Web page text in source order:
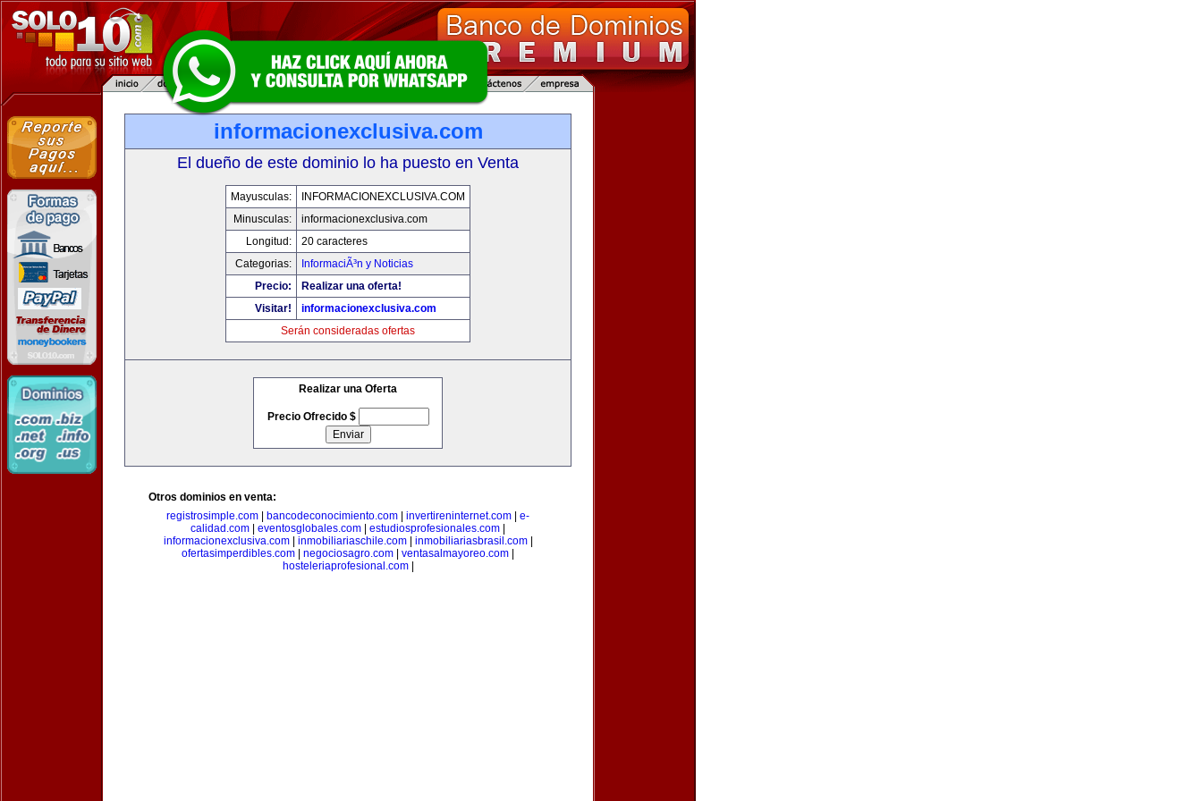
informacionexclusiva.com
El dueño de este dominio lo ha puesto en Venta
Mayusculas:
INFORMACIONEXCLUSIVA.COM
Minusculas:
informacionexclusiva.com
Longitud:
20 caracteres
Categorias:
InformaciÃ³n y Noticias
Precio:
Realizar una oferta!
Visitar!
informacionexclusiva.com
Serán consideradas ofertas
Realizar una Oferta
Precio Ofrecido $
Otros dominios en venta:
registrosimple.com
bancodeconocimiento.com invertireninternet.com
e-
calidad.com
eventosglobales.com estudiosprofesionales.com
informacionexclusiva.com| inmobiliariaschile.com| inmobiliariasbrasil.com|
ofertasimperdibles.com
negociosagro.com ventasalmayoreo.com
hosteleriaprofesional.com|